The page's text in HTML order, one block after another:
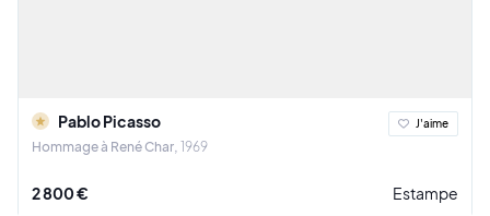
Pablo Picasso
Hommage à René Char 1969
J'aime
2 800 € Estampe